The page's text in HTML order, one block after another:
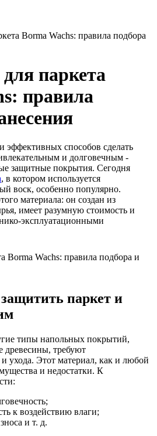
Borma Wachs: правила подбора
паркета
правила
способов сделать
и долговечным -
защитные покрытия. Сегодня
, в котором используется
воск, особенно популярно.
материала: он создан из
имеет разумную стоимость и
эксплуатационными
паркет и
типы напольных покрытий,
древесины, требуют
ухода. Этот материал, как и любой
и недостатки. К
к воздействию влаги;
и т. д.